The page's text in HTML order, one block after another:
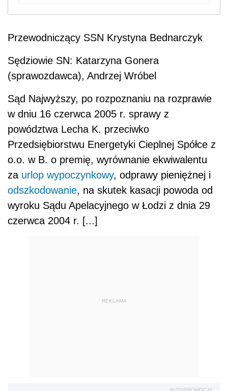
Przewodniczący SSN Krystyna Bednarczyk
Sędziowie SN: Katarzyna Gonera
(sprawozdawca), Andrzej Wróbel
Sąd Najwyższy, po rozpoznaniu na rozprawie
w dniu 16 czerwca 2005 r. sprawy z
powództwa Lecha K. przeciwko
Przedsiębiorstwu Energetyki Cieplnej Spółce z
o.o. w B. o premię, wyrównanie ekwiwalentu
za urlop wypoczynkowy, odprawy pieniężnej i
odszkodowanie, na skutek kasacji powoda od
wyroku Sądu Apelacyjnego w Łodzi z dnia 29
czerwca 2004 r. [...]
REKLAMA